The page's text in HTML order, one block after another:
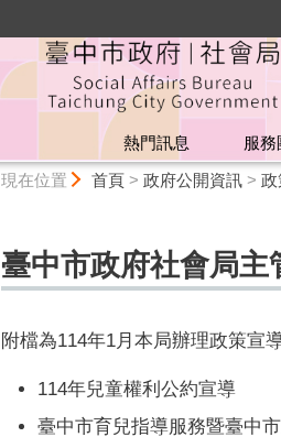
熱門訊息 服
現在位置 首頁> 政府公開資訊> 政
臺中市政府社會局
附檔為114年1月本局辦理政策宣
114年兒童權利公約宣導
臺中市育兒指導服務暨臺中